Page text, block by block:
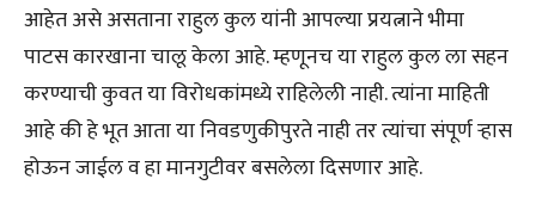
आहेत असे असताना राहुल कुल यांनी आपल्या प्रयत्नाने भीमा
पाटस कारखाना चालू केला आहे. म्हणूनच या राहुल कुल ला सहन
करण्याची कुवत या विरोधकांमध्ये राहिलेली नाही. त्यांना माहिती
आहे की हे भूत आता या निवडणुकीपुरते नाही तर त्यांचा संपूर्ण ऱ्हास
होऊन जाईल व हा मानगुटीवर बसलेला दिसणार आहे.